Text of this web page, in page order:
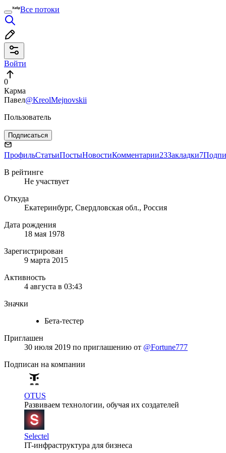
Все потоки
Войти
0
Карма
Павел@KreolMejnovskii
Пользователь
Подписаться
ПрофильСтатьиПостыНовостиКомментарии23Закладки7
В рейтинге
Не участвует
Откуда
Екатеринбург, Свердловская обл., Россия
Дата рождения
18 мая 1978
Зарегистрирован
9 марта 2015
Активность
4 августа в 03:43
Значки
Бета-тестер
Приглашен
30 июля 2019 по приглашению от @Fortune777
Подписан на компании
OTUS
Развиваем технологии, обучая их создателей
Selectel
IT-инфраструктура для бизнеса